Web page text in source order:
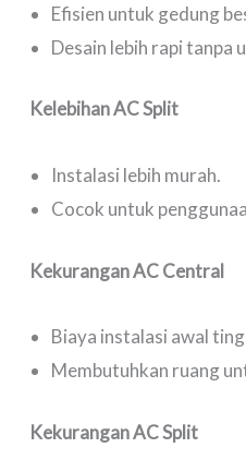
Efisien untuk gedung
Desain lebih rapi tanpa
Kelebihan AC Split
Instalasi lebih murah.
Cocok untuk
Kekurangan AC Central
Biaya instalasi awal
Membutuhkan ruang
Kekurangan AC Split